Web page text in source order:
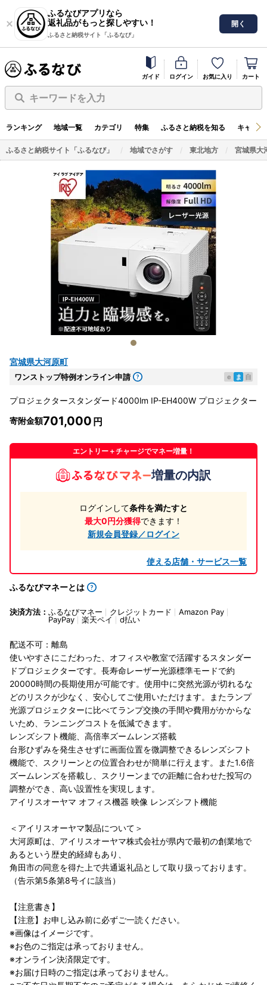
ふるなびアプリなら
返礼品がもっと探しやすい！
ふるさと納税サイト「ふるなび」
開く
ガイド ログイン お気に入り カート
キーワードを入力
ランキング 地域一覧 カテゴリ 特集 ふるさと納税を知る キャン
ふるさと納税サイト「ふるなび」 地域でさがす 東北地方 宮城県大
宮城県大河原町
ワンストップ特例オンライン申請 e ま 自
プロジェクタースタンダード4000lm IP-EH400W プロジェクター
寄附金額701,000
エントリー＋チャージでマネー増量！
増量の内訳
ログインして条件を満たすと
最大0円分獲得できます！
新規会員登録／ログイン
使える店舗・サービス一覧
ふるなびマネーとは
決済方法： ふるなびマネー クレジットカード
Amazon Pay
PayPay
楽天ペイ d払い
配送不可：離島
使いやすさにこだわった、オフィスや教室で活躍するスタンダー
ドプロジェクターです。長寿命レーザー光源標準モードで約
20000時間の長期使用が可能です。使用中に突然光源が切れるな
どのリスクが少なく、安心してご使用いただけます。またランプ
光源プロジェクターに比べてランプ交換の手間や費用がかからな
いため、ランニングコストを低減できます。
レンズシフト機能、高倍率ズームレンズ搭載
台形ひずみを発生させずに画面位置を微調整できるレンズシフト
機能で、スクリーンとの位置合わせが簡単に行えます。また1.6倍
ズームレンズを搭載し、スクリーンまでの距離に合わせた投写の
調整ができ、高い設置性を実現します。
アイリスオーヤマ オフィス機器 映像 レンズシフト機能
＜アイリスオーヤマ製品について＞
大河原町は、アイリスオーヤマ株式会社が県内で最初の創業地で
あるという歴史的経緯もあり、
角田市の同意を得た上で共通返礼品として取り扱っております。
（告示第5条第8号イに該当）
【注意書き】
【注意】お申し込み前に必ずご一読ください。
※画像はイメージです。
※お色のご指定は承っておりません。
※オンライン決済限定です。
※お届け日時のご指定は承っておりません。